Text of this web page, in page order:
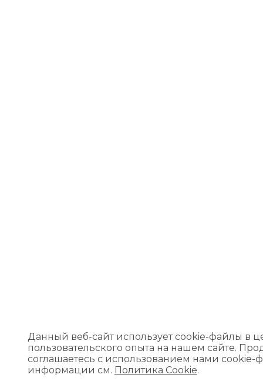
Данный веб-сайт использует cookie-файлы в
пользовательского опыта на нашем сайте.
соглашаетесь с использованием нами
информации см. Политика Cookie.